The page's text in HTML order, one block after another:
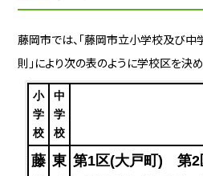
藤岡市では、「藤岡市立小学校及び
則」により次の表のように学校区を決め
小
学
校
中
学
校
藤 東 第1区(大戸町) 第